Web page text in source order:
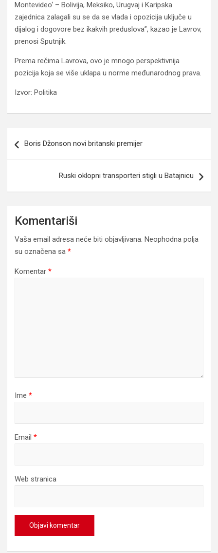
Montevideo‘ – Bolivija, Meksiko, Urugvaj i Karipska
zajednica zalagali su se da se vlada i opozicija uključe u
dijalog i dogovore bez ikakvih preduslova”, kazao je Lavrov,
prenosi Sputnjik.
Prema rečima Lavrova, ovo je mnogo perspektivnija
pozicija koja se više uklapa u norme međunarodnog prava.
Izvor: Politika
članaka
Boris Džonson novi britanski premijer
Ruski oklopni transporteri stigli u Batajnicu
Komentariši
Vaša email adresa neće biti objavljivana. Neophodna polja
su označena sa *
Komentar *
Ime *
Email *
Web stranica